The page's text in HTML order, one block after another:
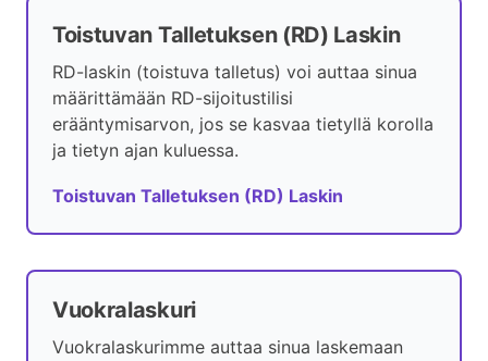
Toistuvan Talletuksen (RD) Laskin
RD-laskin (toistuva talletus) voi auttaa sinua
määrittämään RD-sijoitustilisi
erääntymisarvon, jos se kasvaa tietyllä korolla
ja tietyn ajan kuluessa.
Toistuvan Talletuksen (RD) Laskin
Vuokralaskuri
Vuokralaskurimme auttaa sinua laskemaan